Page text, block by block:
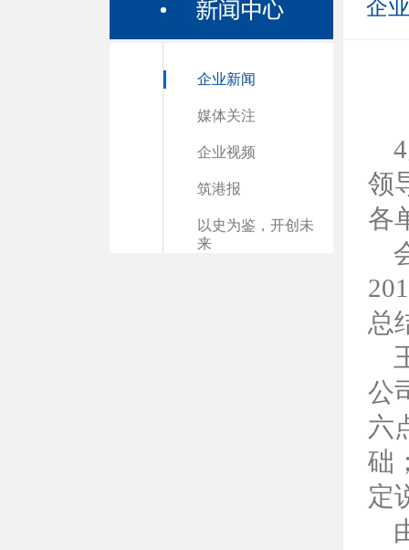
企业新闻
媒体关注
企业视频
筑港报
以史为鉴，开创未
来
企
领
各
总
公
六
础
定